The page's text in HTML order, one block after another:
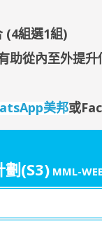
(4組選1組)
助從內至外提
美邦或
劃(S3) MML-